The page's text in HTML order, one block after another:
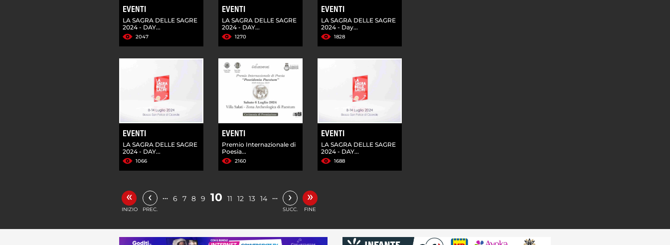
EVENTI
LA SAGRA DELLE SAGRE
2024 - DAY...
2047
EVENTI
LA SAGRA DELLE SAGRE
2024 - DAY...
1270
EVENTI
LA SAGRA DELLE SAGRE
2024 - Day...
1828
EVENTI
LA SAGRA DELLE SAGRE
2024 - DAY...
1066
EVENTI
Premio Internazionale di
Poesia...
2160
EVENTI
LA SAGRA DELLE SAGRE
2024 - DAY...
1688
«
INIZIO
‹
PREC.
… 6 7 8 9 10 11 12 13 14 … ›
SUCC.
»
FINE